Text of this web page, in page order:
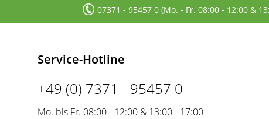
07371 - 95457 0 (Mo. - Fr. 08:00 - 12:00 &
Service-Hotline
+49 (0) 7371 - 95457 0
Mo. bis Fr. 08:00 - 12:00 & 13:00 - 17:00